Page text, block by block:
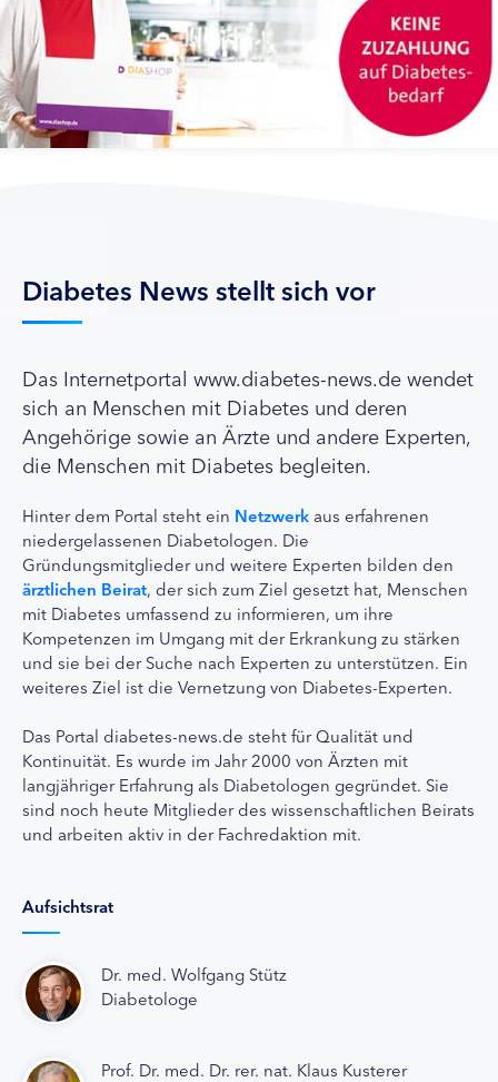
Diabetes News stellt sich vor
Das Internetportal www.diabetes-news.de wendet
sich an Menschen mit Diabetes und deren
Angehörige sowie an Ärzte und andere Experten,
die Menschen mit Diabetes begleiten.
Hinter dem Portal steht ein Netzwerk aus erfahrenen
niedergelassenen Diabetologen. Die
Gründungsmitglieder und weitere Experten bilden den
ärztlichen Beirat, der sich zum Ziel gesetzt hat, Menschen
mit Diabetes umfassend zu informieren, um ihre
Kompetenzen im Umgang mit der Erkrankung zu stärken
und sie bei der Suche nach Experten zu unterstützen. Ein
weiteres Ziel ist die Vernetzung von Diabetes-Experten.
Das Portal diabetes-news.de steht für Qualität und
Kontinuität. Es wurde im Jahr 2000 von Ärzten mit
langjähriger Erfahrung als Diabetologen gegründet. Sie
sind noch heute Mitglieder des wissenschaftlichen Beirats
und arbeiten aktiv in der Fachredaktion mit.
Aufsichtsrat
Dr. med. Wolfgang Stütz
Diabetologe
Prof. Dr. med. Dr. rer. nat. Klaus Kusterer